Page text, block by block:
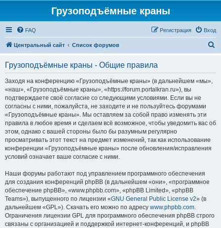
Грузоподъёмные краны
FAQ Вход
Регистрация
Центральный сайт Список форумов
Грузоподъёмные краны - Общие правила
Заходя на конференцию «Грузоподъёмные краны» (в дальнейшем «мы»,
«наш», «Грузоподъёмные краны», «https://forum.portalkran.ru»), вы
подтверждаете своё согласие со следующими условиями. Если вы не
согласны с ними, пожалуйста, не заходите и не пользуйтесь форумами
«Грузоподъёмные краны». Мы оставляем за собой право изменять эти
правила в любое время и сделаем всё возможное, чтобы уведомить вас об
этом, однако с вашей стороны было бы разумным регулярно
просматривать этот текст на предмет изменений, так как использование
конференции «Грузоподъёмные краны» после обновления/исправления
условий означает ваше согласие с ними.
Наши форумы работают под управлением программного обеспечения
для создания конференций phpBB (в дальнейшем «они», «программное
обеспечение phpBB», «www.phpbb.com», «phpBB Limited», «phpBB
Teams»), выпущенного по лицензии «GNU General Public License v2» (в
дальнейшем «GPL»). Скачать его можно по адресу www.phpbb.com.
Ограничения лицензии GPL для программного обеспечения phpBB строго
связаны с организацией и поддержкой интернет-конференций, и phpBB